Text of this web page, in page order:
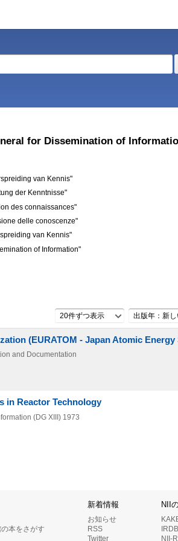
for Dissemination of
van Kennis"
der Kenntnisse"
des connaissances"
delle conoscenze"
van Kennis"
of Information"
20件ずつ表示 出版年：新
(EURATOM - Japan Atomic Energy
and Documentation
in Reactor Technology
(DG XIII) 1973
本をさがす
新着情報
お知らせ
RSS
Twitter
NII
NII-